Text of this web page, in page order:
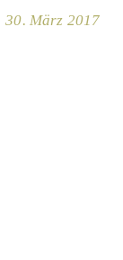
30. März 2017